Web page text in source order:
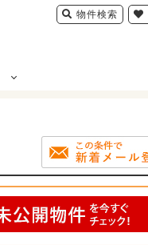
物件検索